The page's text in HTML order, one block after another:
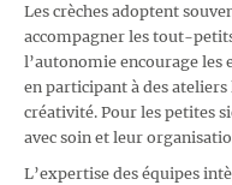
Les crèches adoptent
accompagner les tout-
l’autonomie encourage
en participant à des
créativité. Pour les petites
avec soin et leur
L’expertise des équipes